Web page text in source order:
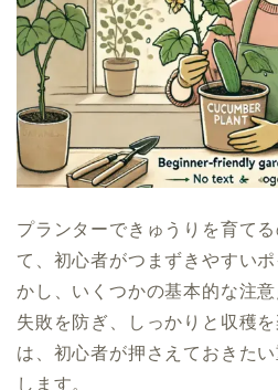
プランターできゅうりを育て
て、初心者がつまずきやすい
かし、いくつかの基本的な注意
失敗を防ぎ、しっかりと収穫
は、初心者が押さえておきた
します。